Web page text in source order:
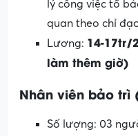
lý công việc tổ
quan theo chỉ
Lương: 14-17tr/
làm thêm giờ)
Nhân viên bảo trì
Số lượng: 03